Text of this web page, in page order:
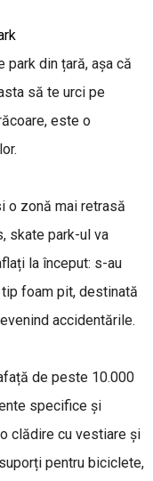
park din țară, așa că
să te urci pe
este o
o zonă mai retrasă
skate park-ul va
la început: s-au
foam pit, destinată
accidentările.
de peste 10.000
specifice și
clădire cu vestiare și
pentru biciclete,